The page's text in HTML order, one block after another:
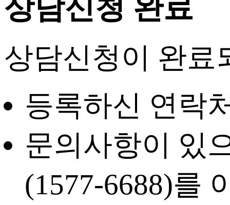
상담신청 완료
상담신청 이 완료
등록하신 연락
문의사항이 있
(1577-6688)를